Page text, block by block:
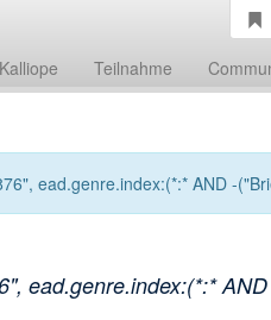
Teilnahme
ead.genre.index:(*:* AND -
ead.genre.index:(*:*